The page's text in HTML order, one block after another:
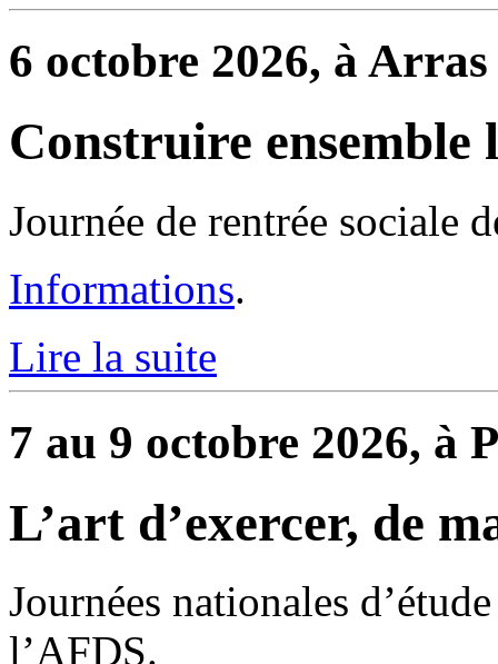
6 octobre 2026, à Arras
Construire ensemble
Journée de rentrée sociale
Informations.
Lire la suite
7 au 9 octobre 2026, à
L’art d’exercer, de
Journées nationales
l’AFDS.